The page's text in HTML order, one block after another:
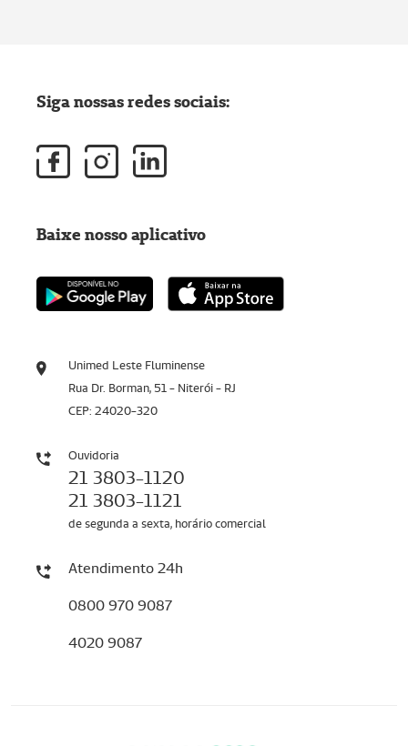
Unimed Leste Fluminense
Rua Dr. Borman, 51 - Niterói - RJ
CEP: 24020-320
Ouvidoria
21 3803-1120
21 3803-1121
de segunda a sexta, horário comercial
Atendimento 24h
0800 970 9087
4020 9087
Siga nossas redes sociais:
Baixe nosso aplicativo